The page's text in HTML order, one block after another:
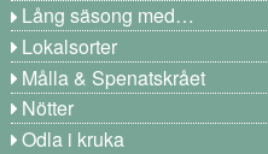
Lång säsong med…
Lokalsorter
Målla & Spenatskrået
Nötter
Odla i kruka